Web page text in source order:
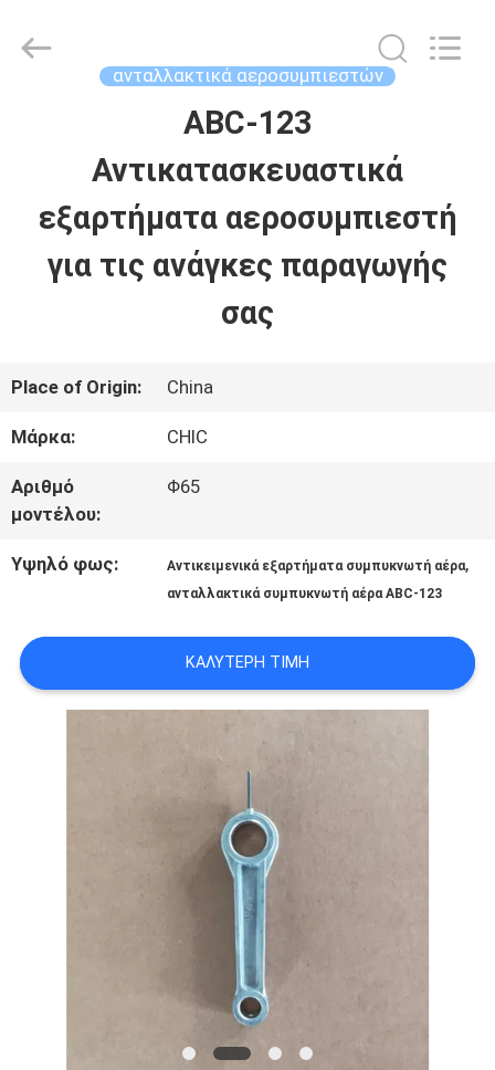
ΠΡΟΪΌΝΤΑ
ΣΧΕΤΙΚΆ
ΕΜΆΣ
ΕΠΙΣΚΈΨΕΙΣ
ΣΤΟ
ΕΡΓΟΣΤΆΣΙΟ
ΈΛΕΓΧΟΣ
ΠΟΙΌΤΗΤΑΣ
ΕΠΙΚΟΙΝΩΝΉΣΤΕ
Chic
Machinery
ανταλλακτικά αεροσυμπιεστών
ABC-123
Αντικατασκευαστικά
εξαρτήματα αεροσυμπιεστή
για τις ανάγκες παραγωγής
σας
Place of Origin: China
Μάρκα: CHIC
Αριθμό
μοντέλου:
Φ65
Υψηλό φως: Αντικειμενικά εξαρτήματα συμπυκνωτή αέρα,
ανταλλακτικά συμπυκνωτή αέρα ABC-123
ΚΑΛΎΤΕΡΗ ΤΙΜΉ